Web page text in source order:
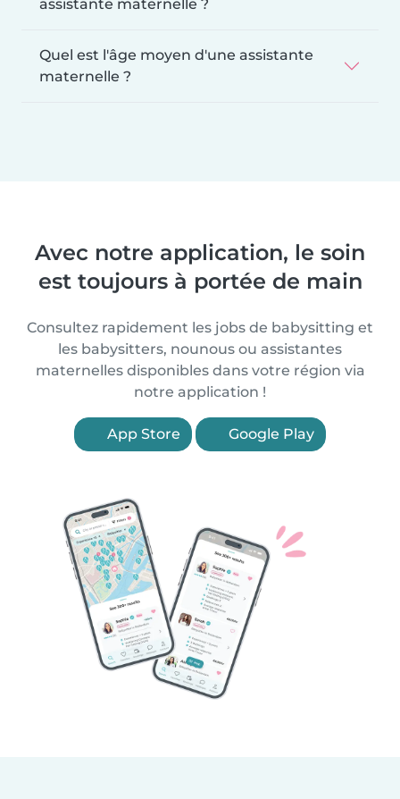
assistante maternelle ?
Quel est l'âge moyen d'une assistante
maternelle ?
Avec notre application, le soin
est toujours à portée de main
Consultez rapidement les jobs de babysitting et
les babysitters, nounous ou assistantes
maternelles disponibles dans votre région via
notre application !
App Store Google Play